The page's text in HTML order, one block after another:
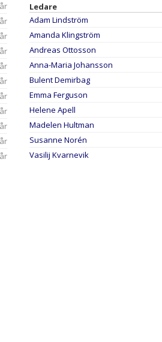
Ledare
Adam Lindström
Amanda Klingström
Andreas Ottosson
Anna-Maria Johansson
Bulent Demirbag
Emma Ferguson
Helene Apell
Madelen Hultman
Susanne Norén
Vasilij Kvarnevik